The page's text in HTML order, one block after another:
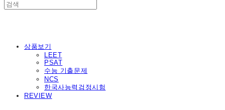
상품보기
LEET
PSAT
수능 기출문제
NCS
한국사능력검정시험
REVIEW